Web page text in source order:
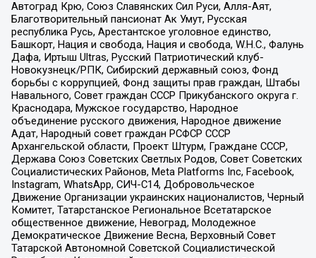
Автоград Крю, Союз Славянских Сил Руси, Алля-Аят,
Благотворительный пансионат Ак Умут, Русская
республика Русь, Арестантское уголовное единство,
Башкорт, Нация и свобода, Нация и свобода, W.H.С., Фалунь
Дафа, Иртыш Ultras, Русский Патриотический клуб-
Новокузнецк/РПК, Сибирский державный союз, Фонд
борьбы с коррупцией, Фонд защиты прав граждан, Штабы
Навального, Совет граждан СССР Прикубанского округа г.
Краснодара, Мужское государство, Народное
объединение русского движения, Народное движение
Адат, Народный совет граждан РСФСР СССР
Архангельской области, Проект Штурм, Граждане СССР,
Держава Союз Советских Светлых Родов, Совет Советских
Социалистических Районов, Meta Platforms Inc, Facebook,
Instagram, WhatsApp, СИЧ-С14, Добровольческое
Движение Организации украинских националистов, Черный
Комитет, Татарстанское Региональное Всетатарское
общественное движение, Невоград, Молодежное
Демократическое Движение Весна, Верховный Совет
Татарской Автономной Советской Социалистической